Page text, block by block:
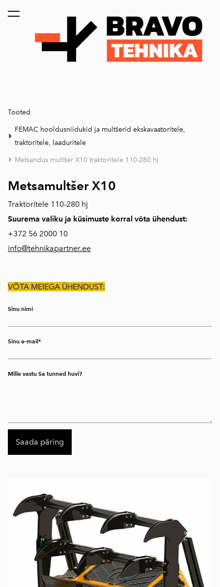
lisati ostukorvi. Vaata ostukorvi
Tooted
FEMAC hooldusniidukid ja multšerid ekskavaatoritele,
traktoritele, laaduritele
Metsandus multšer X10 traktoritele 110-280 hj
Metsamultšer X10
Traktoritele 110-280 hj
Suurema valiku ja küsimuste korral võta ühendust:
+372 56 2000 10
info@tehnikapartner.ee
VÕTA MEIEGA ÜHENDUST:
Sinu nimi
Sinu e-mail
Mille vastu Sa tunned huvi?